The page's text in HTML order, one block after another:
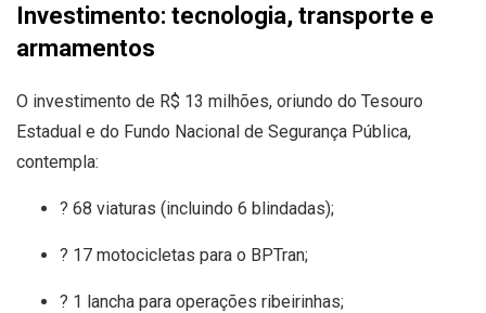
Investimento: tecnologia, transporte e
armamentos
O investimento de R$ 13 milhões, oriundo do Tesouro
Estadual e do Fundo Nacional de Segurança Pública,
contempla:
? 68 viaturas (incluindo 6 blindadas);
?️ 17 motocicletas para o BPTran;
?️ 1 lancha para operações ribeirinhas;